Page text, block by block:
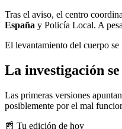
Tras el aviso, el centro
España y Policía Local. A
El levantamiento del cuerpo
La investigación
Las primeras versiones
posiblemente por el mal
📰 Tu edición de hoy